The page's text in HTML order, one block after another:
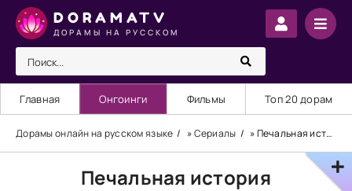
DORAMATV
ДОРАМЫ НА РУССКОМ
Главная Онгоинги Фильмы Топ 20 дорам
Дорамы онлайн на русском языке »Сериалы » Печальная история
Печальная история